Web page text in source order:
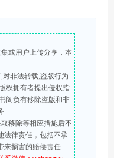
或用户上传分享，本
对非法转载,盗版行为
权拥有者提出侵权指
阁负有移除盗版和非
移除等相应措施后不
法律责任，包括不承
来损害的赔偿责任